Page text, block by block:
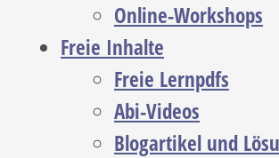
Online-Workshops
Freie Inhalte
Freie Lernpdfs
Abi-Videos
Blogartikel und